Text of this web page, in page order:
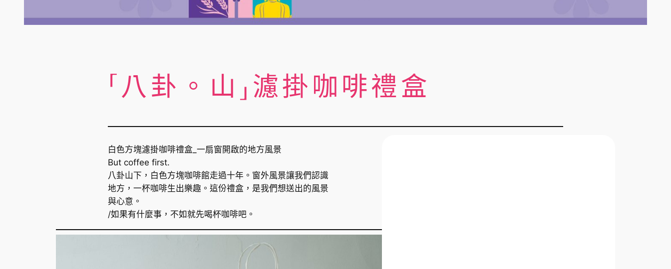
「八卦。山」濾掛咖啡禮盒
白色方塊濾掛咖啡禮盒_一扇窗開啟的地方風景
But coffee first.
八卦山下，白色方塊咖啡館走過十年。窗外風景讓我們認識
地方，一杯咖啡生出樂趣。這份禮盒，是我們想送出的風景
與心意。
/如果有什麼事，不如就先喝杯咖啡吧。